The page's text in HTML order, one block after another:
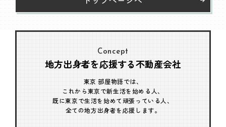
Concept
地方出身者を応援する不動産会社
東京 部屋物語では、
これから東京で新生活を始める人、
既に東京で生活を始めて頑張っている人、
全ての地方出身者を応援します。